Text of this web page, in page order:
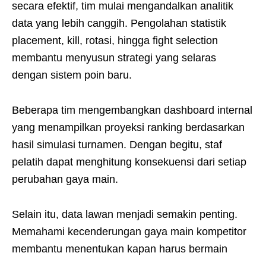
secara efektif, tim mulai mengandalkan analitik
data yang lebih canggih. Pengolahan statistik
placement, kill, rotasi, hingga fight selection
membantu menyusun strategi yang selaras
dengan sistem poin baru.
Beberapa tim mengembangkan dashboard internal
yang menampilkan proyeksi ranking berdasarkan
hasil simulasi turnamen. Dengan begitu, staf
pelatih dapat menghitung konsekuensi dari setiap
perubahan gaya main.
Selain itu, data lawan menjadi semakin penting.
Memahami kecenderungan gaya main kompetitor
membantu menentukan kapan harus bermain